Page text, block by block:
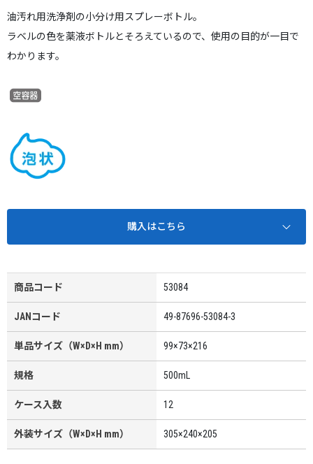
油汚れ用洗浄剤の小分け用スプレーボトル。
ラベルの色を薬液ボトルとそろえているので、使用の目的が一目で
わかります。
購入はこちら
商品コード 53084
JANコード 49-87696-53084-3
単品サイズ（W×D×H mm） 99×73×216
規格 500mL
ケース入数 12
外装サイズ（W×D×H mm） 305×240×205